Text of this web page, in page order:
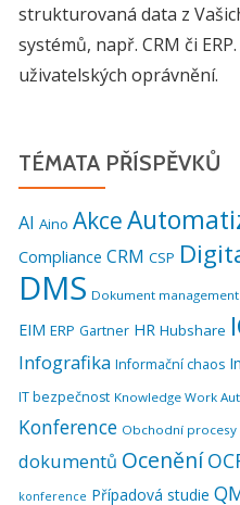
strukturovaná data z
systémů, např. CRM či
uživatelských oprávnění.
TÉMATA PŘÍSPĚVKŮ
AI Aino Akce
Compliance CRM CSP
DMS Dokument
EIM ERP Gartner HR Hubshare
Infografika Informační chaos
IT bezpečnost Knowledge Work
Konference Obchodní procesy
dokumentů Ocenění
konference Případová studie